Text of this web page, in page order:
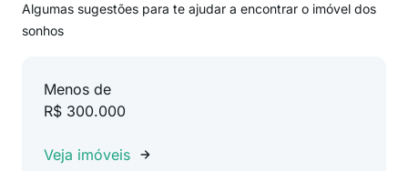
Algumas sugestões para te ajudar a encontrar o imóvel dos
sonhos
Menos de
R$ 300.000
Veja imóveis